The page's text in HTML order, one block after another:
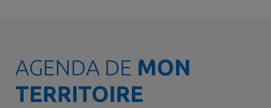
AGENDA DE MON
TERRITOIRE